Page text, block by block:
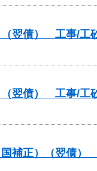
翌債） 工事/工
翌債） 工事/工
補正）（翌債